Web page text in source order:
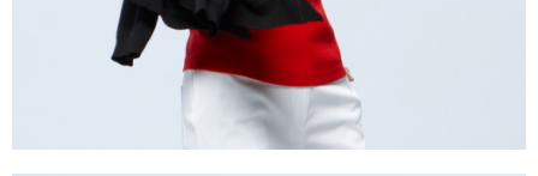
1.本服務係由「台灣大哥大股份有限公司」（以下簡稱本公司）所提供，讓
用戶於交易時，得透過本服務購買商品或服務，並由商店將買賣／分期付款
買賣價金債權讓與本公司後，依約使用本公司帳單繳交帳款。
2.基於同意付款使用「大哥付你分期」之契約關係目的，商店將以您的個人
資料（包含姓名、電話或地址）提供予台灣大哥大進項蒐集、處理及利用，
由本公司與您本人進行分期帳單所需資料之確認、核對及更正。
3.完整用戶服務條款，請詳閱以下連結：https://oppay.tw/userRule
ATM／網路銀行／等多元方式進行付款，方視為交易完成。
※ 請注意：結帳手續完成當下不需立刻繳費，但若您需要取消訂單，請聯絡
購買商品的店家。未經商家同意取消之訂單仍視為有效，需透過AFTEE先享
※ 交易是否成功請以「AFTEE先享後付 」之結帳頁面顯示為準，若有關於
是否繳費成功／繳費後需取消欲退款等相關疑問，請聯繫「AFTEE先享後付
https://netprotections.freshdesk.com/support/home
每筆NT$120，滿NT$2,000(含以上)免運費